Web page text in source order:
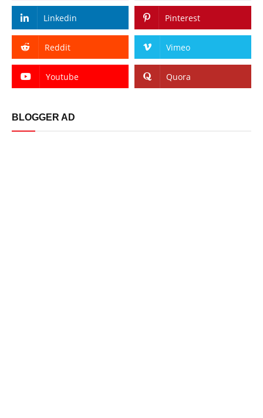
Linkedin Pinterest
Reddit Vimeo
Youtube Quora
BLOGGER AD